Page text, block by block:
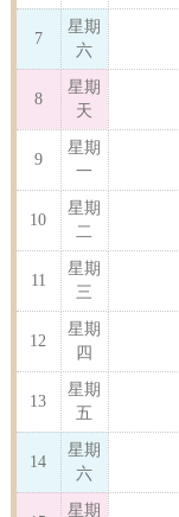
7
星期
六
8
星期
天
9
星期
一
10
星期
二
11
星期
三
12
星期
四
13
星期
五
14
星期
六
星期